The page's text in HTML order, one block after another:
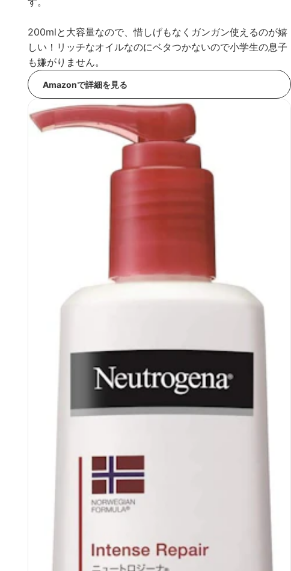
200mlと大容量なので、惜しげもなくガンガン使えるのが嬉
しい！リッチなオイルなのにベタつかないので小学生の息子
も嫌がりません。
Amazonで詳細を見る